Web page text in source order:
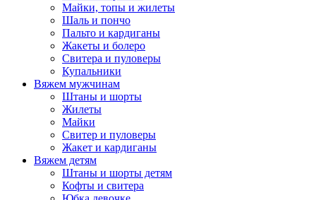
Майки, топы и жилеты
Шаль и пончо
Пальто и кардиганы
Жакеты и болеро
Свитера и пуловеры
Купальники
Вяжем мужчинам
Штаны и шорты
Жилеты
Майки
Свитер и пуловеры
Жакет и кардиганы
Вяжем детям
Штаны и шорты детям
Кофты и свитера